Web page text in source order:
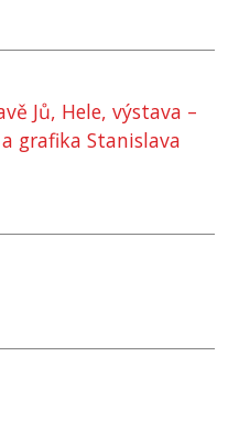
Jů, Hele, výstava –
grafika Stanislava